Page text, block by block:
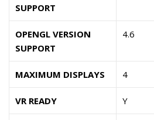
SUPPORT
OPENGL VERSION
SUPPORT
4.6
MAXIMUM DISPLAYS 4
VR READY Y